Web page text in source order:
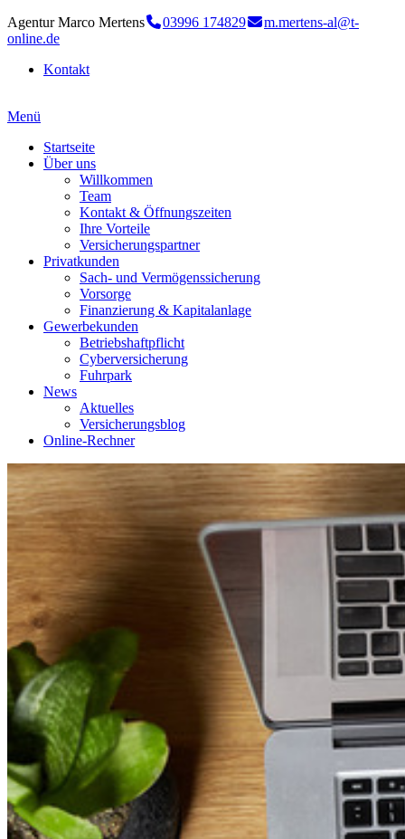
Agentur Marco Mertens 03996 174829
m.mertens-al@t-
online.de
Kontakt
Menü
Startseite
Über uns
Willkommen
Team
Kontakt & Öffnungszeiten
Ihre Vorteile
Versicherungspartner
Privatkunden
Sach- und Vermögenssicherung
Vorsorge
Finanzierung & Kapitalanlage
Gewerbekunden
Betriebshaftpflicht
Cyberversicherung
Fuhrpark
News
Aktuelles
Versicherungsblog
Online-Rechner